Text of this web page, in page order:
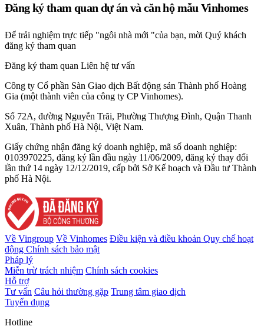
Đăng ký tham quan dự án và căn hộ mẫu Vinhomes
Để trải nghiệm trực tiếp "ngôi nhà mới "của bạn, mời Quý khách
đăng ký tham quan
Đăng ký tham quan Liên hệ tư vấn
Công ty Cổ phần Sàn Giao dịch Bất động sản Thành phố Hoàng
Gia (một thành viên của công ty CP Vinhomes).
Số 72A, đường Nguyễn Trãi, Phường Thượng Đình, Quận Thanh
Xuân, Thành phố Hà Nội, Việt Nam.
Giấy chứng nhận đăng ký doanh nghiệp, mã số doanh nghiệp:
0103970225, đăng ký lần đầu ngày 11/06/2009, đăng ký thay đổi
lần thứ 14 ngày 12/12/2019, cấp bởi Sở Kế hoạch và Đầu tư Thành
phố Hà Nội.
Về Vingroup Về Vinhomes Điều kiện và điều khoản Quy chế hoạt
động Chính sách bảo mật
Pháp lý
Miễn trừ trách nhiệm Chính sách cookies
Hỗ trợ
Tư vấn Câu hỏi thường gặp Trung tâm giao dịch
Tuyển dụng
Hotline